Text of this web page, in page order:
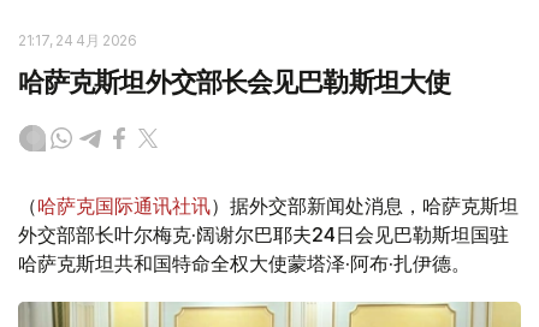
21:17, 24 4月 2026
哈萨克斯坦外交部长会见巴勒斯坦大使
（哈萨克国际通讯社讯）据外交部新闻处消息，哈萨克斯坦
外交部部长叶尔梅克·阔谢尔巴耶夫24日会见巴勒斯坦国驻
哈萨克斯坦共和国特命全权大使蒙塔泽·阿布·扎伊德。